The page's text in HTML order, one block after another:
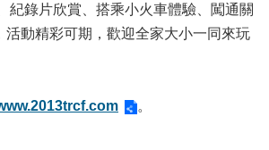
紀錄片欣賞、搭乘小火車體驗、闖通關
活動精彩可期，歡迎全家大小一同來玩
。